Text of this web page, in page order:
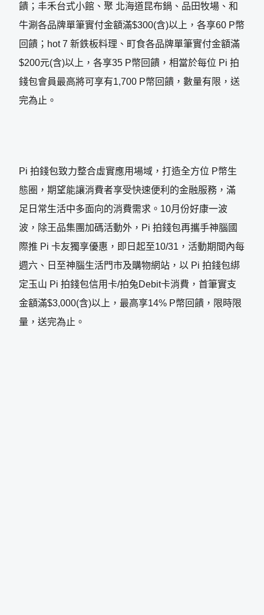
饋；丰禾台式小館、聚 北海道昆布鍋、品田牧場、和
牛涮各品牌單筆實付金額滿$300(含)以上，各享60 P幣
回饋；hot 7 新鉄板料理、町食各品牌單筆實付金額滿
$200元(含)以上，各享35 P幣回饋，相當於每位 Pi 拍
錢包會員最高將可享有1,700 P幣回饋，數量有限，送
完為止。
Pi 拍錢包致力整合虛實應用場域，打造全方位 P幣生
態圈，期望能讓消費者享受快速便利的金融服務，滿
足日常生活中多面向的消費需求。10月份好康一波
波，除王品集團加碼活動外，Pi 拍錢包再攜手神腦國
際推 Pi 卡友獨享優惠，即日起至10/31，活動期間內每
週六、日至神腦生活門市及購物網站，以 Pi 拍錢包綁
定玉山 Pi 拍錢包信用卡/拍兔Debit卡消費，首筆實支
金額滿$3,000(含)以上，最高享14% P幣回饋，限時限
量，送完為止。